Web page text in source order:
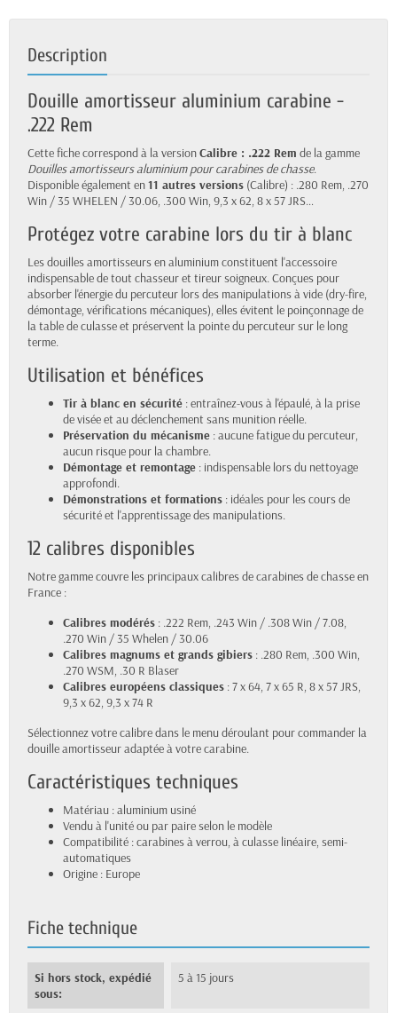
Description
Douille amortisseur aluminium carabine -
.222 Rem
Cette fiche correspond à la versionCalibre : .222 Rem de la gamme
Douilles amortisseurs aluminium pour carabines de chasse.
Disponible également en11 autres versions (Calibre) : .280 Rem, .270
Win / 35 WHELEN / 30.06, .300 Win, 9,3 x 62, 8 x 57 JRS…
Protégez votre carabine lors du tir à blanc
Les douilles amortisseurs en aluminium constituent l'accessoire
indispensable de tout chasseur et tireur soigneux. Conçues pour
absorber l'énergie du percuteur lors des manipulations à vide (dry-fire,
démontage, vérifications mécaniques), elles évitent le poinçonnage de
la table de culasse et préservent la pointe du percuteur sur le long
terme.
Utilisation et bénéfices
Tir à blanc en sécurité : entraînez-vous à l'épaulé, à la prise
de visée et au déclenchement sans munition réelle.
Préservation du mécanisme : aucune fatigue du percuteur,
aucun risque pour la chambre.
Démontage et remontage : indispensable lors du nettoyage
approfondi.
Démonstrations et formations : idéales pour les cours de
sécurité et l'apprentissage des manipulations.
12 calibres disponibles
Notre gamme couvre les principaux calibres de carabines de chasse en
France :
Calibres modérés : .222 Rem, .243 Win / .308 Win / 7.08,
.270 Win / 35 Whelen / 30.06
Calibres magnums et grands gibiers : .280 Rem, .300 Win,
.270 WSM, .30 R Blaser
Calibres européens classiques : 7 x 64, 7 x 65 R, 8 x 57 JRS,
9,3 x 62, 9,3 x 74 R
Sélectionnez votre calibre dans le menu déroulant pour commander la
douille amortisseur adaptée à votre carabine.
Caractéristiques techniques
Matériau : aluminium usiné
Vendu à l'unité ou par paire selon le modèle
Compatibilité : carabines à verrou, à culasse linéaire, semi-
automatiques
Origine : Europe
Fiche technique
Si hors stock, expédié
sous:
5 à 15 jours